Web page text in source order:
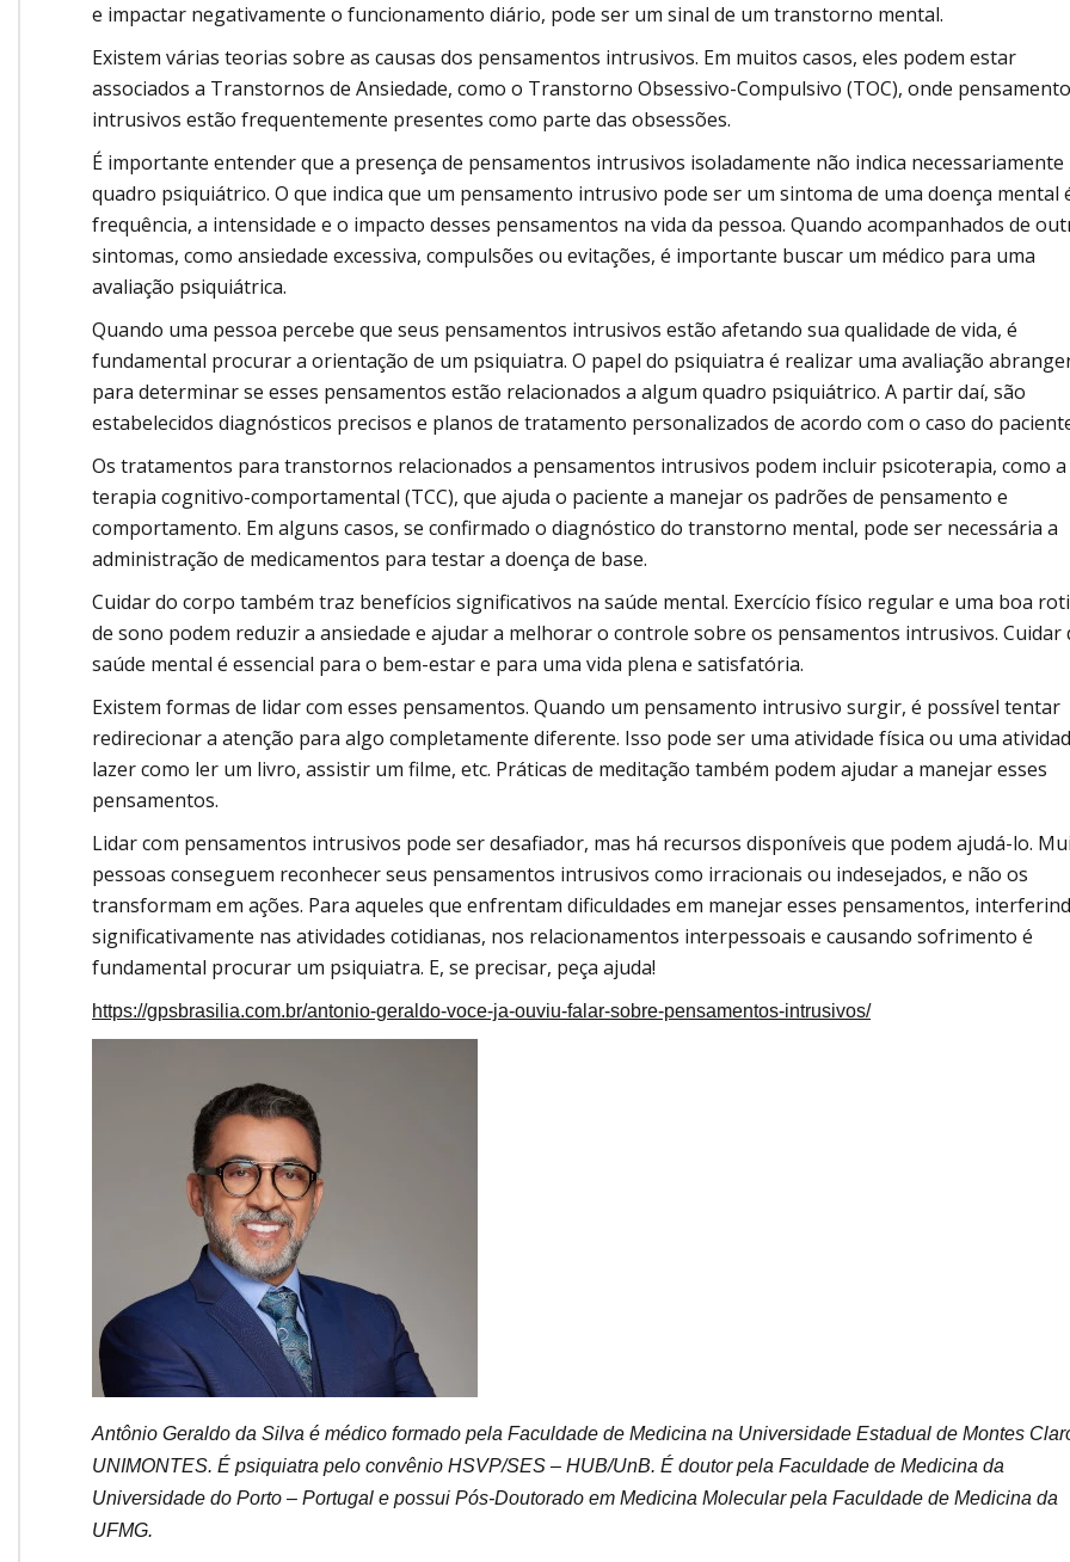
e impactar negativamente o funcionamento diário, pode ser um sinal de um transtorno mental.
Existem várias teorias sobre as causas dos pensamentos intrusivos. Em muitos casos, eles podem estar
associados a Transtornos de Ansiedade, como o Transtorno Obsessivo-Compulsivo (TOC), onde
intrusivos estão frequentemente presentes como parte das obsessões.
É importante entender que a presença de pensamentos intrusivos isoladamente não indica necessariamente
quadro psiquiátrico. O que indica que um pensamento intrusivo pode ser um sintoma de uma doença mental
frequência, a intensidade e o impacto desses pensamentos na vida da pessoa. Quando acompanhados de
sintomas, como ansiedade excessiva, compulsões ou evitações, é importante buscar um médico para uma
avaliação psiquiátrica.
Quando uma pessoa percebe que seus pensamentos intrusivos estão afetando sua qualidade de vida, é
fundamental procurar a orientação de um psiquiatra. O papel do psiquiatra é realizar uma avaliação
para determinar se esses pensamentos estão relacionados a algum quadro psiquiátrico. A partir daí, são
estabelecidos diagnósticos precisos e planos de tratamento personalizados de acordo com o caso do
Os tratamentos para transtornos relacionados a pensamentos intrusivos podem incluir psicoterapia, como a
terapia cognitivo-comportamental (TCC), que ajuda o paciente a manejar os padrões de pensamento e
comportamento. Em alguns casos, se confirmado o diagnóstico do transtorno mental, pode ser necessária a
administração de medicamentos para testar a doença de base.
Cuidar do corpo também traz benefícios significativos na saúde mental. Exercício físico regular e uma boa
de sono podem reduzir a ansiedade e ajudar a melhorar o controle sobre os pensamentos intrusivos. Cuidar
saúde mental é essencial para o bem-estar e para uma vida plena e satisfatória.
Existem formas de lidar com esses pensamentos. Quando um pensamento intrusivo surgir, é possível tentar
redirecionar a atenção para algo completamente diferente. Isso pode ser uma atividade física ou uma
lazer como ler um livro, assistir um filme, etc. Práticas de meditação também podem ajudar a manejar esses
pensamentos.
Lidar com pensamentos intrusivos pode ser desafiador, mas há recursos disponíveis que podem ajudá-lo.
pessoas conseguem reconhecer seus pensamentos intrusivos como irracionais ou indesejados, e não os
transformam em ações. Para aqueles que enfrentam dificuldades em manejar esses pensamentos,
significativamente nas atividades cotidianas, nos relacionamentos interpessoais e causando sofrimento é
fundamental procurar um psiquiatra. E, se precisar, peça ajuda!
https://gpsbrasilia.com.br/antonio-geraldo-voce-ja-ouviu-falar-sobre-pensamentos-intrusivos/
Antônio Geraldo da Silva é médico formado pela Faculdade de Medicina na Universidade Estadual de Montes
UNIMONTES. É psiquiatra pelo convênio HSVP/SES – HUB/UnB. É doutor pela Faculdade de Medicina da
Universidade do Porto – Portugal e possui Pós-Doutorado em Medicina Molecular pela Faculdade de Medicina da
UFMG.